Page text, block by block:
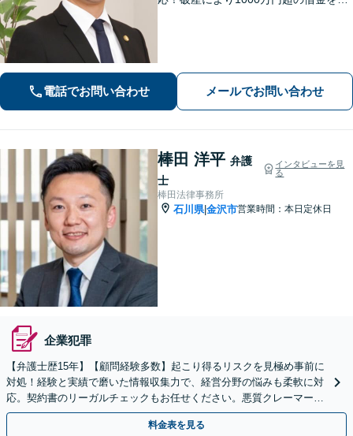
電話でお問い合わせ メールでお問い合わせ
棒田 洋平 弁護
士
インタビューを見
る
棒田法律事務所
石川県|金沢市営業時間：本日定休日
企業犯罪
【弁護士歴15年】【顧問経験多数】起こり得るリスクを見極め事前に
対処！経験と実績で磨いた情報収集力で、経営分野の悩みも柔軟に対
応。契約書のリーガルチェックもお任せください。悪質クレーマーに
は内容証明郵便で被害拡大を抑止【夜間・休日相談可】
料金表を見る